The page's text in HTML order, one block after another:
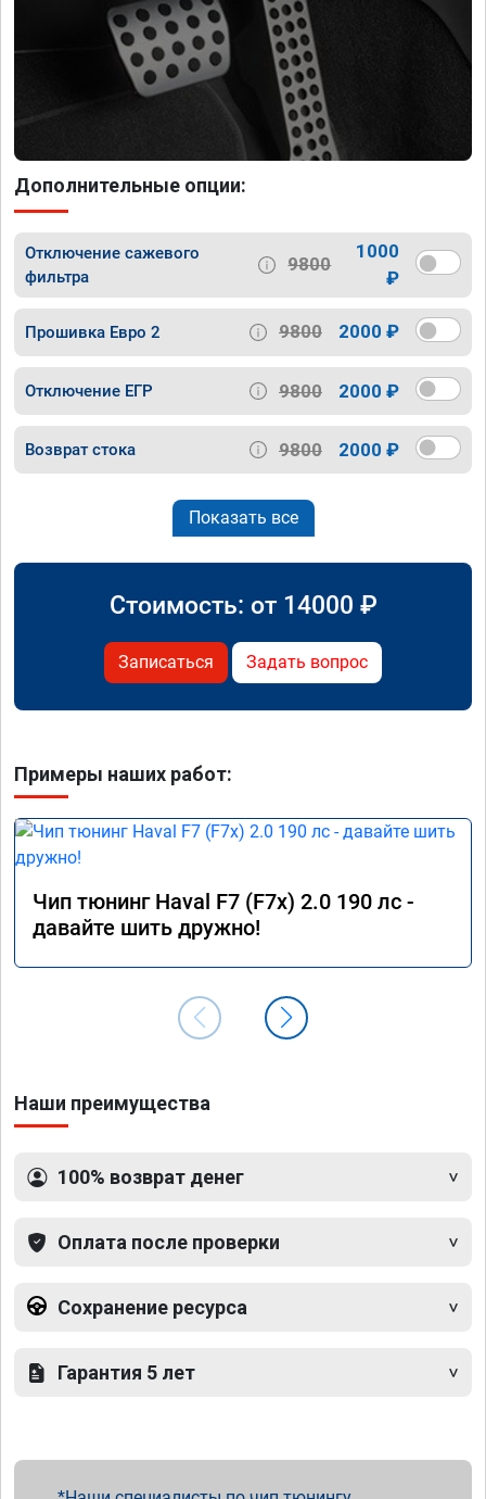
Дополнительные опции:
Отключение сажевого
фильтра
9800
1000
₽
Прошивка Евро 2 9800 2000 ₽
Отключение ЕГР 9800 2000 ₽
Возврат стока 9800 2000 ₽
Показать все
Стоимость: от 14000 ₽
Записаться Задать вопрос
Примеры наших работ:
Чип тюнинг Haval F7 (F7x) 2.0 190 лс -
давайте шить дружно!
Наши преимущества
100% возврат денег
Оплата после проверки
Сохранение ресурса
Гарантия 5 лет